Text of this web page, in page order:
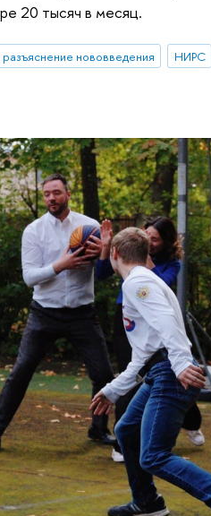
20 тысяч в месяц.
разъяснение нововведения
НИРС